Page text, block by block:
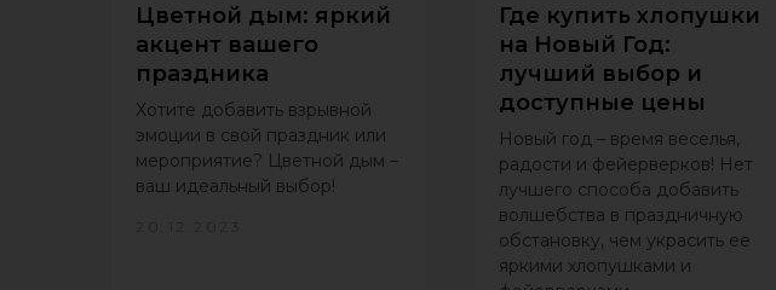
Цветной дым: яркий
акцент вашего
праздника
Хотите добавить взрывной
эмоции в свой праздник или
мероприятие? Цветной дым –
ваш идеальный выбор!
Где купить хлопушки
на Новый Год:
лучший выбор и
доступные цены
Новый год – время веселья,
радости и фейерверков! Нет
лучшего способа добавить
волшебства в праздничную
обстановку, чем украсить ее
яркими хлопушками и